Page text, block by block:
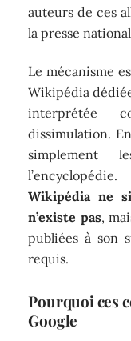
auteurs de ces
la presse
Le mécanisme
Wikipédia
interprétée
dissimulation.
simplement
Wikipédia ne
n’existe pas,
publiées à son
requis.
Pourquoi ces
Google